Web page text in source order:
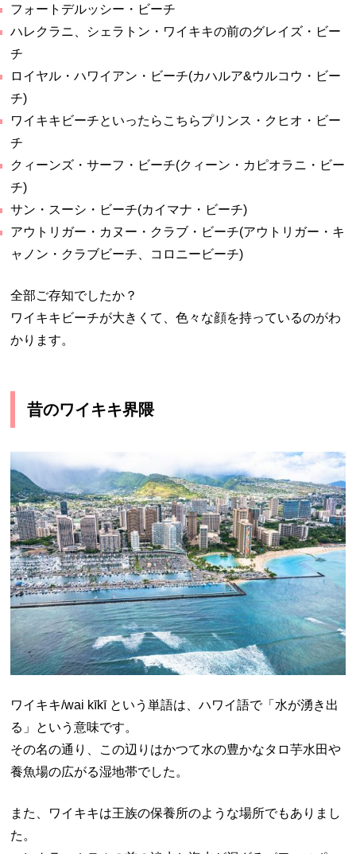
フォートデルッシー・ビーチ
ハレクラニ、シェラトン・ワイキキの前のグレイズ・ビー
チ
ロイヤル・ハワイアン・ビーチ(カハルア&ウルコウ・ビー
チ)
ワイキキビーチといったらこちらプリンス・クヒオ・ビー
チ
クィーンズ・サーフ・ビーチ(クィーン・カピオラニ・ビー
チ)
サン・スーシ・ビーチ(カイマナ・ビーチ)
アウトリガー・カヌー・クラブ・ビーチ(アウトリガー・キ
ャノン・クラブビーチ、コロニービーチ)
全部ご存知でしたか？
ワイキキビーチが大きくて、色々な顔を持っているのがわ
かります。
昔のワイキキ界隈
ワイキキ/wai kīkī という単語は、ハワイ語で「水が湧き出
る」という意味です。
その名の通り、この辺りはかつて水の豊かなタロ芋水田や
養魚場の広がる湿地帯でした。
また、ワイキキは王族の保養所のような場所でもありまし
た。